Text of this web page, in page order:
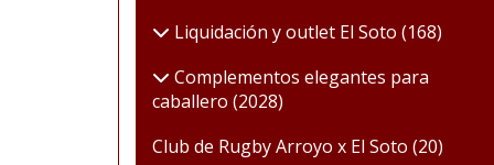
Liquidación y outlet El Soto (168)
Complementos elegantes para
caballero (2028)
Club de Rugby Arroyo x El Soto (20)